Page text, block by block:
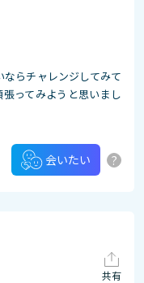
らチャレンジしてみて
ってみようと思いまし
会いたい ?
共有